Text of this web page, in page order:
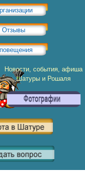
Отзывы
Новости, события, афиша
Шатуры и Рошаля